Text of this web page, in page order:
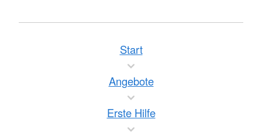
Start
Angebote
Erste Hilfe